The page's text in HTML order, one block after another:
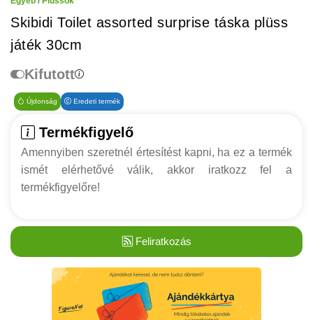
Skibidi Toilet assorted surprise táska plüss
játék 30cm
Kifutott
Újdonság Eredeti termék
Termékfigyelő
Amennyiben szeretnél értesítést kapni, ha ez a termék
ismét elérhetővé válik, akkor iratkozz fel a
termékfigyelőre!
Feliratkozás